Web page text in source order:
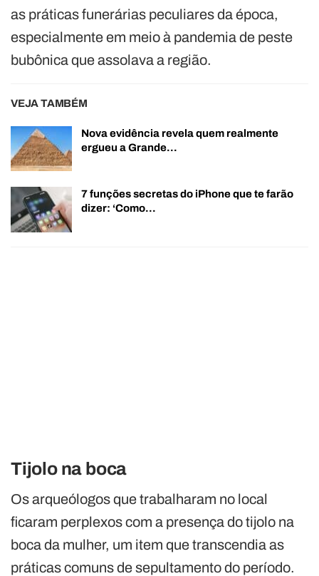
as práticas funerárias peculiares da época,
especialmente em meio à pandemia de peste
bubônica que assolava a região.
VEJA TAMBÉM
Nova evidência revela quem realmente
ergueu a Grande…
7 funções secretas do iPhone que te farão
dizer: ‘Como…
Tijolo na boca
Os arqueólogos que trabalharam no local
ficaram perplexos com a presença do tijolo na
boca da mulher, um item que transcendia as
práticas comuns de sepultamento do período.